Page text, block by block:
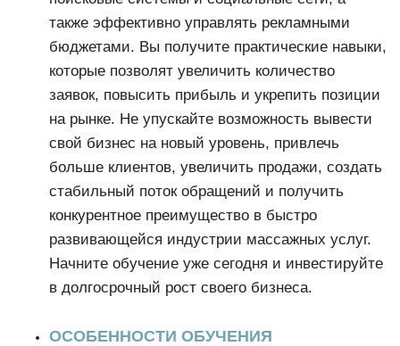
также эффективно управлять рекламными
бюджетами. Вы получите практические навыки,
которые позволят увеличить количество
заявок, повысить прибыль и укрепить позиции
на рынке. Не упускайте возможность вывести
свой бизнес на новый уровень, привлечь
больше клиентов, увеличить продажи, создать
стабильный поток обращений и получить
конкурентное преимущество в быстро
развивающейся индустрии массажных услуг.
Начните обучение уже сегодня и инвестируйте
в долгосрочный рост своего бизнеса.
ОСОБЕННОСТИ ОБУЧЕНИЯ